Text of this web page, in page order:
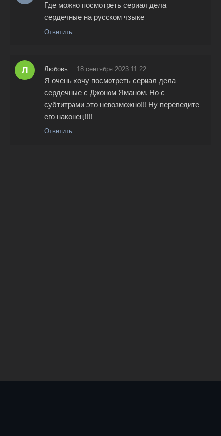
Где можно посмотреть сериал дела
сердечные на русском чзыке
Ответить
Л Любовь 18 сентября 2023 11:22
Я очень хочу посмотреть сериал дела
сердечные с Джоном Яманом. Но с
субтитрами это невозможно!!! Ну переведите
его наконец!!!!
Ответить